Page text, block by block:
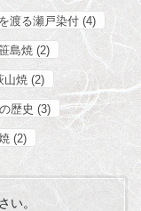
渡る瀬戸染付 (4)
島焼 (2)
山焼 (2)
歴史 (3)
(2)
い。